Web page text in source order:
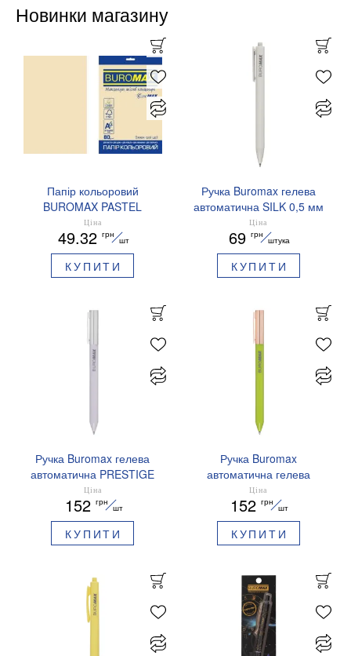
Новинки магазину
Папір кольоровий
BUROMAX PASTEL
EUROMAX 20 арк А4 80 г/
мс BM.2721220E-08
Ціна
49.32 грн
шт
КУПИТИ
Ручка Buromax гелева
автоматична SILK 0,5 мм
сині чорнила BM.83100
Ціна
69 грн
штука
КУПИТИ
Ручка Buromax гелева
автоматична PRESTIGE
SILVER 0,5 мм сині
чорнила BM.83102
Ціна
152 грн
шт
КУПИТИ
Ручка Buromax
автоматична гелева
PRESTIGE GOLD 0,5 мм
сині чорнила BM.83101
Ціна
152 грн
шт
КУПИТИ